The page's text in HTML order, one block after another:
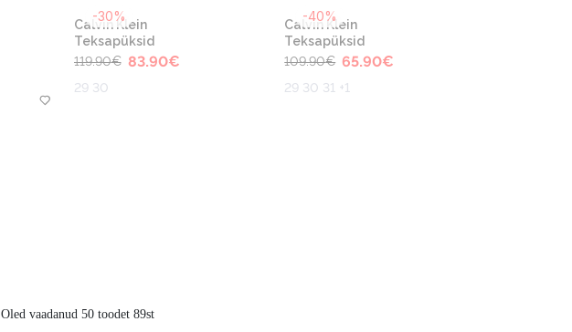
-30%
Calvin Klein
Teksapüksid
119.90€ 83.90€
29 30
-40%
Calvin Klein
Teksapüksid
109.90€ 65.90€
29 30 31 +1
Oled vaadanud 50 toodet 89st